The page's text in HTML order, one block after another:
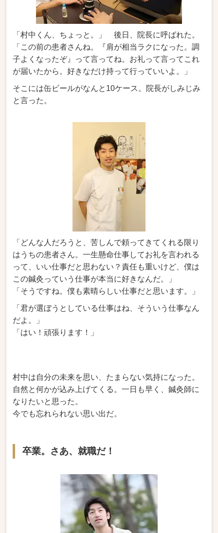
「村中くん、ちょっと。」 後日、院長に呼ばれた。
「この前の患者さんね。『肩が相当ラクになった。調
子よくなったぞ』って言ってね。お礼って言ってこれ
が届いたから。好きなだけ持って行っていいよ。」
そこには缶ビールがなんと10ケース。院長がしみじみ
と言った。
「どんな人だろうと、苦しんで頼ってきてくれる限り
はうちの患者さん。一生懸命仕事してお礼を言われる
って、いい仕事だと思わない？責任も重いけど、僕は
この鍼灸っていう仕事が本当に好きなんだ。」
「そうですね。僕も素晴らしい仕事だと思います。」
「君が選ぼうとしている仕事はね、そういう仕事なん
だよ。」
「はい！頑張ります！」
村中は自分の未来を思い、たまらない気持になった。
自然と何かが込み上げてくる。一日も早く、鍼灸師に
なりたいと思った。
今でも忘れられない思い出だ。
卒業。さあ、就職だ！